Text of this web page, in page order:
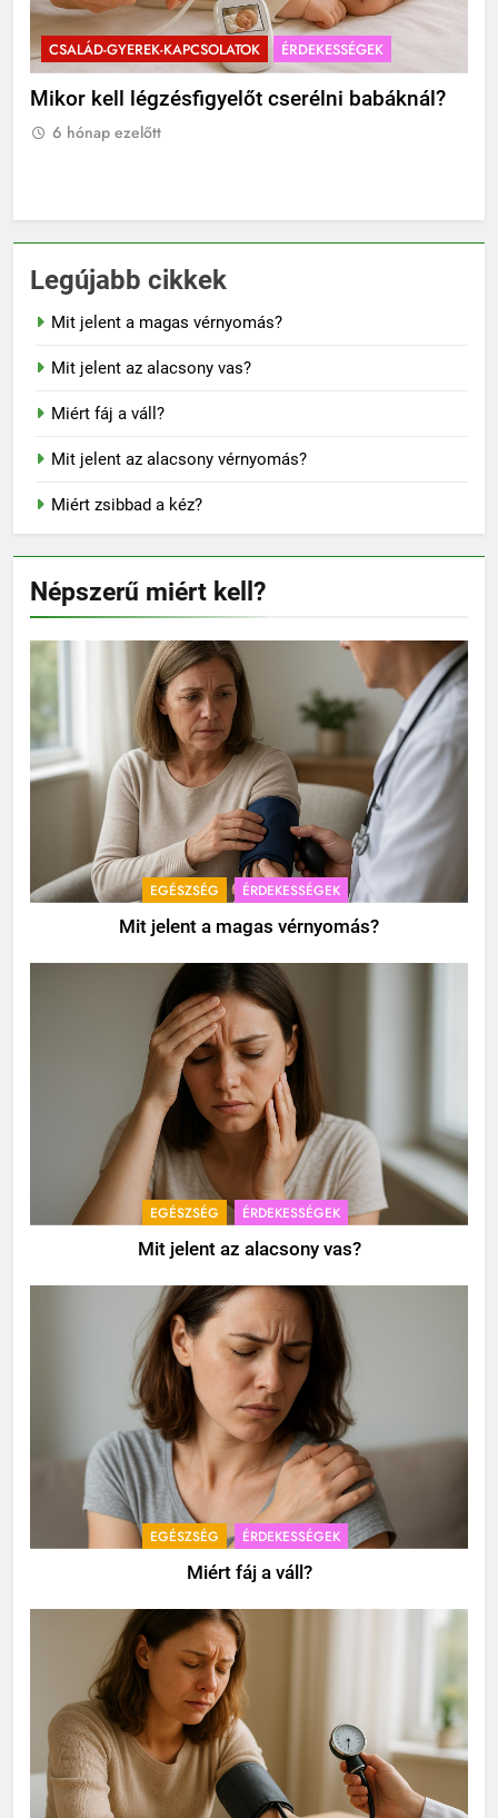
CSALÁD-GYEREK-KAPCSOLATOK ÉRDEKESSÉGEK
Hogyan válasszunk strapabíró túrahátizsákot
gyermekeknek?
Legújabb cikkek
Mit jelent a magas vérnyomás?
Mit jelent az alacsony vas?
Miért fáj a váll?
Mit jelent az alacsony vérnyomás?
Miért zsibbad a kéz?
Népszerű miért kell?
EGÉSZSÉG ÉRDEKESSÉGEK
Mit jelent a magas vérnyomás?
EGÉSZSÉG ÉRDEKESSÉGEK
Mit jelent az alacsony vas?
EGÉSZSÉG ÉRDEKESSÉGEK
Miért fáj a váll?